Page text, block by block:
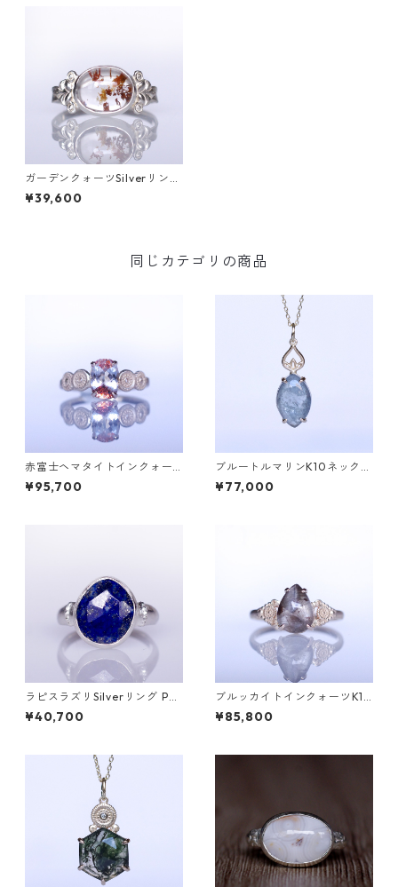
ガーデンクォーツSilverリング
LINDEN(リンデン）[L008]
¥39,600
同じカテゴリの商品
赤富士ヘマタイトインクォー
ツK10リング DAHMA(ダーマ)
[D052]
¥95,700
ブルートルマリンK10ネックレ
ス HASU(ハス) [H001]
¥77,000
ラピスラズリSilverリング PA
O(パオ）[P002]
¥40,700
ブルッカイトインクォーツK10
リング MALWA (マルワ)[M24
4]
¥85,800